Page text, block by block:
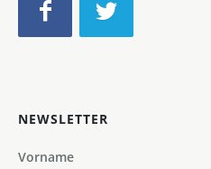
NEWSLETTER
Vorname